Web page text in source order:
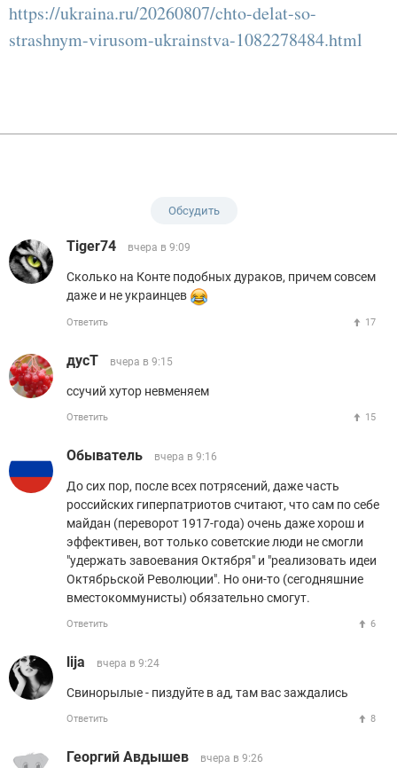
https://ukraina.ru/20260807/chto-delat-so-
strashnym-virusom-ukrainstva-1082278484.html
Обсудить
Tiger74 вчера в 9:09
Сколько на Конте подобных дураков, причем совсем
даже и не украинцев
Ответить 17
дусТ вчера в 9:15
ссучий хутор невменяем
Ответить 15
Обыватель вчера в 9:16
До сих пор, после всех потрясений, даже часть
российских гиперпатриотов считают, что сам по себе
майдан (переворот 1917-года) очень даже хорош и
эффективен, вот только советские люди не смогли
"удержать завоевания Октября" и "реализовать идеи
Октябрьской Революции". Но они-то (сегодняшние
вместокоммунисты) обязательно смогут.
Ответить 6
lija вчера в 9:24
Свинорылые - пиздуйте в ад, там вас заждались
Ответить 8
Георгий Авдышев вчера в 9:26